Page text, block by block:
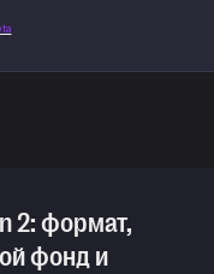
2: формат,
фонд и